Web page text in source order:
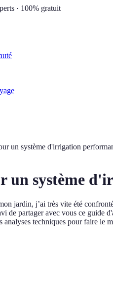
· 100% gratuit
un système d'irrigation
un système
jardin, j’ai très vite été
de partager avec vous ce
analyses techniques pour faire le